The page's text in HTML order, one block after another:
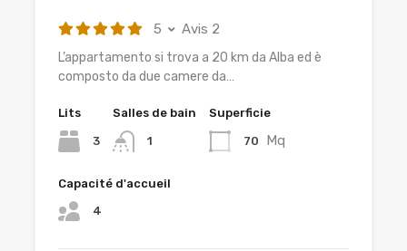
5 Avis 2
L’appartamento si trova a 20 km da Alba ed è
composto da due camere da…
Lits
3
Salles de bain
1
Superficie
70 Mq
Capacité d'accueil
4